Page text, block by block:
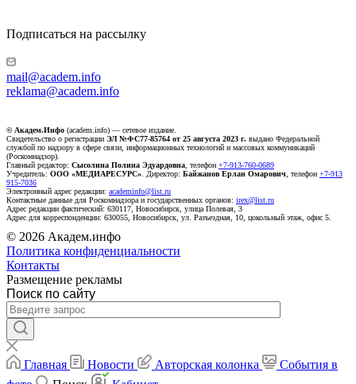
Подписаться на рассылку
mail@academ.info
reklama@academ.info
© Академ.Инфо (academ.info) — сетевое издание.
Свидетельство о регистрации ЭЛ №ФС77-85764 от 25 августа 2023 г. выдано Федеральной
службой по надзору в сфере связи, информационных технологий и массовых коммуникаций
(Роскомнадзор).
Главный редактор: Сысолина Полина Эдуардовна, телефон +7-913-760-0689
Учредитель: ООО «МЕДИАРЕСУРС». Директор: Байжанов Ерлан Омарович, телефон +7-913
915-7036
Электронный адрес редакции: academinfo@list.ru
Контактные данные для Роскомнадзора и государственных органов: irex@list.ru
Адрес редакции фактический: 630117, Новосибирск, улица Полевая, 3
Адрес для корреспонденции: 630055, Новосибирск, ул. Разъездная, 10, цокольный этаж, офис 5.
© 2026 Академ.инфо
Политика конфиденциальности
Контакты
Размещение рекламы
Поиск по сайту
Главная Новости Авторская колонка
События в